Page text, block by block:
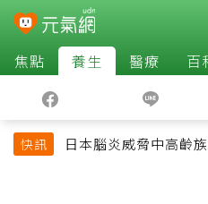
焦點 養生 醫療 百
快訊 日本腦炎威脅中高齡